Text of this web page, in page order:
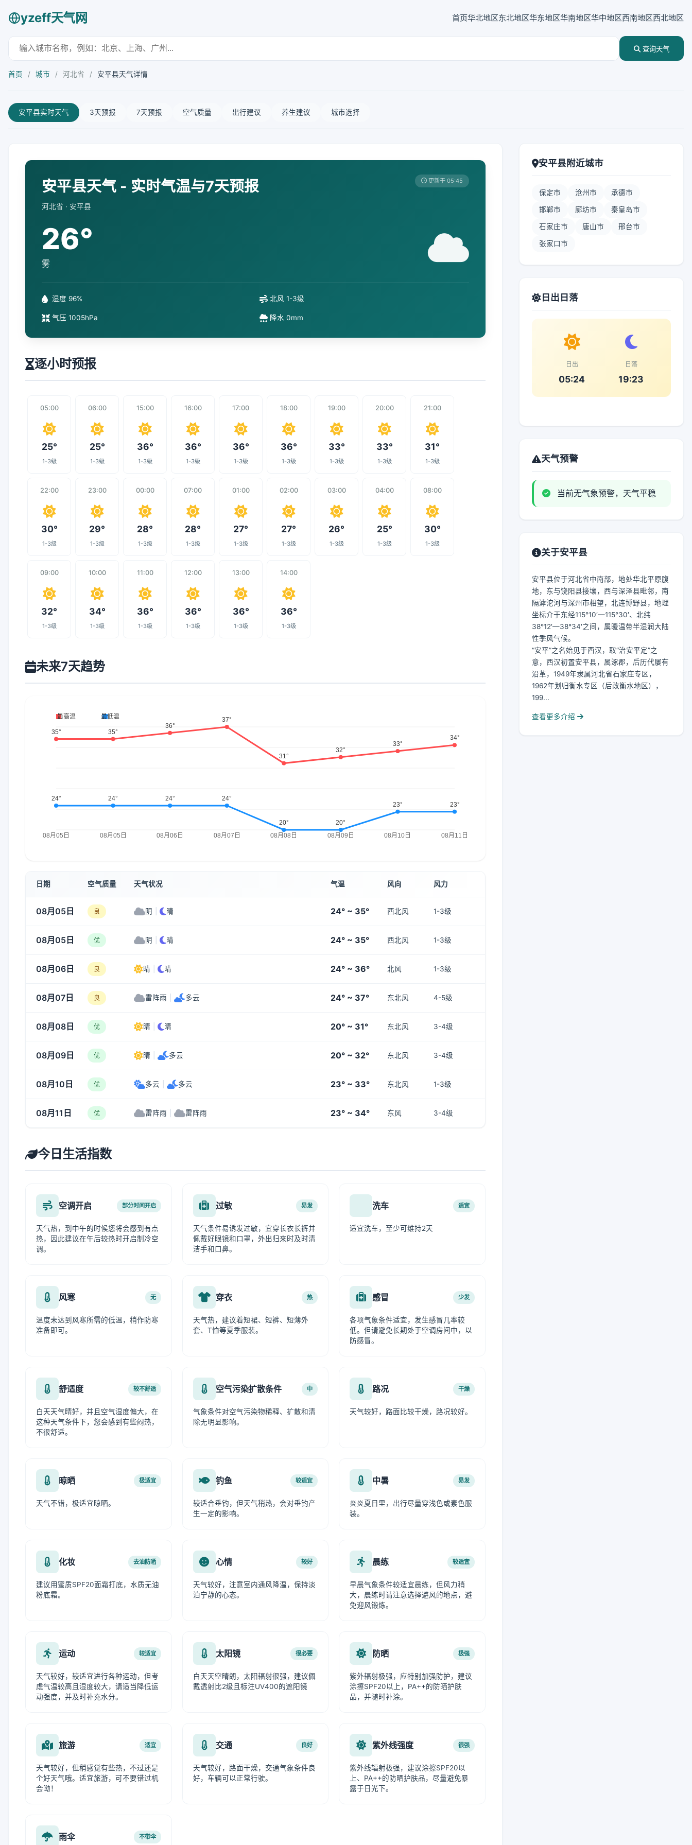
yzeff天气网 首页华北地区东北地区华东地区华南地区华中地区西南地区西北地区
查询天气
首页 / 城市 / 河北省 / 安平县天气详情
安平县实时天气 3天预报 7天预报 空气质量 出行建议 养生建议 城市选择
安平县天气 - 实时气温与7天预报
河北省 · 安平县
更新于 05:45
26°
雾
湿度 96% 北风 1-3级
气压 1005hPa 降水 0mm
逐小时预报
05:00
25°
1-3级
06:00
25°
1-3级
15:00
36°
1-3级
16:00
36°
1-3级
17:00
36°
1-3级
18:00
36°
1-3级
19:00
33°
1-3级
20:00
33°
1-3级
21:00
31°
1-3级
22:00
30°
1-3级
23:00
29°
1-3级
00:00
28°
1-3级
07:00
28°
1-3级
01:00
27°
1-3级
02:00
27°
1-3级
03:00
26°
1-3级
04:00
25°
1-3级
08:00
30°
1-3级
09:00
32°
1-3级
10:00
34°
1-3级
11:00
36°
1-3级
12:00
36°
1-3级
13:00
36°
1-3级
14:00
36°
1-3级
未来7天趋势
日期 空气质量 天气状况 气温 风向 风力
08月05日 良 阴 晴 24° ~ 35° 西北风 1-3级
08月05日 优 阴 晴 24° ~ 35° 西北风 1-3级
08月06日 良 晴 晴 24° ~ 36° 北风 1-3级
08月07日 良 雷阵雨 多云 24° ~ 37° 东北风 4-5级
08月08日 优 晴 晴 20° ~ 31° 东北风 3-4级
08月09日 优 晴 多云 20° ~ 32° 东北风 3-4级
08月10日 优 多云 多云 23° ~ 33° 东北风 1-3级
08月11日 优 雷阵雨 雷阵雨 23° ~ 34° 东风 3-4级
今日生活指数
空调开启 部分时间开启
天气热，到中午的时候您将会感到有点
热，因此建议在午后较热时开启制冷空
调。
过敏 易发
天气条件易诱发过敏，宜穿长衣长裤并
佩戴好眼镜和口罩，外出归来时及时清
洁手和口鼻。
洗车 适宜
适宜洗车，至少可维持2天
风寒 无
温度未达到风寒所需的低温，稍作防寒
准备即可。
穿衣 热
天气热，建议着短裙、短裤、短薄外
套、T恤等夏季服装。
感冒 少发
各项气象条件适宜，发生感冒几率较
低。但请避免长期处于空调房间中，以
防感冒。
舒适度 较不舒适
白天天气晴好，并且空气湿度偏大，在
这种天气条件下，您会感到有些闷热，
不很舒适。
空气污染扩散条件 中
气象条件对空气污染物稀释、扩散和清
除无明显影响。
路况 干燥
天气较好，路面比较干燥，路况较好。
晾晒 极适宜
天气不错，极适宜晾晒。
钓鱼 较适宜
较适合垂钓，但天气稍热，会对垂钓产
生一定的影响。
中暑 易发
炎炎夏日里，出行尽量穿浅色或素色服
装。
化妆 去油防晒
建议用蜜质SPF20面霜打底，水质无油
粉底霜。
心情 较好
天气较好，注意室内通风降温，保持淡
泊宁静的心态。
晨练 较适宜
早晨气象条件较适宜晨练，但风力稍
大，晨练时请注意选择避风的地点，避
免迎风锻炼。
运动 较适宜
天气较好，较适宜进行各种运动，但考
虑气温较高且湿度较大，请适当降低运
动强度，并及时补充水分。
太阳镜 很必要
白天天空晴朗，太阳辐射很强，建议佩
戴透射比2级且标注UV400的遮阳镜
防晒 极强
紫外辐射极强，应特别加强防护，建议
涂擦SPF20以上，PA++的防晒护肤
品，并随时补涂。
旅游 适宜
天气较好，但稍感觉有些热，不过还是
个好天气哦。适宜旅游，可不要错过机
会呦！
交通 良好
天气较好，路面干燥，交通气象条件良
好，车辆可以正常行驶。
紫外线强度 很强
紫外线辐射极强，建议涂擦SPF20以
上、PA++的防晒护肤品，尽量避免暴
露于日光下。
雨伞 不带伞
安平县附近城市
保定市 沧州市 承德市
邯郸市 廊坊市 秦皇岛市
石家庄市 唐山市 邢台市
张家口市
日出日落
日出
05:24
日落
19:23
天气预警
当前无气象预警，天气平稳
关于安平县
安平县位于河北省中南部，地处华北平原腹
地，东与饶阳县接壤，西与深泽县毗邻，南
隔滹沱河与深州市相望，北连博野县，地理
坐标介于东经115°10′—115°30′、北纬
38°12′—38°34′之间，属暖温带半湿润大陆
性季风气候。
“安平”之名始见于西汉，取“治安平定”之
意，西汉初置安平县，属涿郡，后历代屡有
沿革，1949年隶属河北省石家庄专区，
1962年划归衡水专区（后改衡水地区），
199...
查看更多介绍